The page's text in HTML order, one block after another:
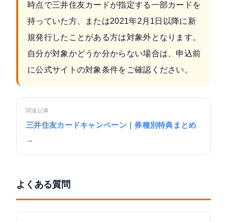
時点で三井住友カードが指定する一部カードを
持っていた方、または2021年2月1日以降に新
規発行したことがある方は対象外となります。
自分が対象かどうか分からない場合は、申込前
に公式サイトの対象条件をご確認ください。
関連記事
三井住友カードキャンペーン｜券種別特典まとめ
→
よくある質問